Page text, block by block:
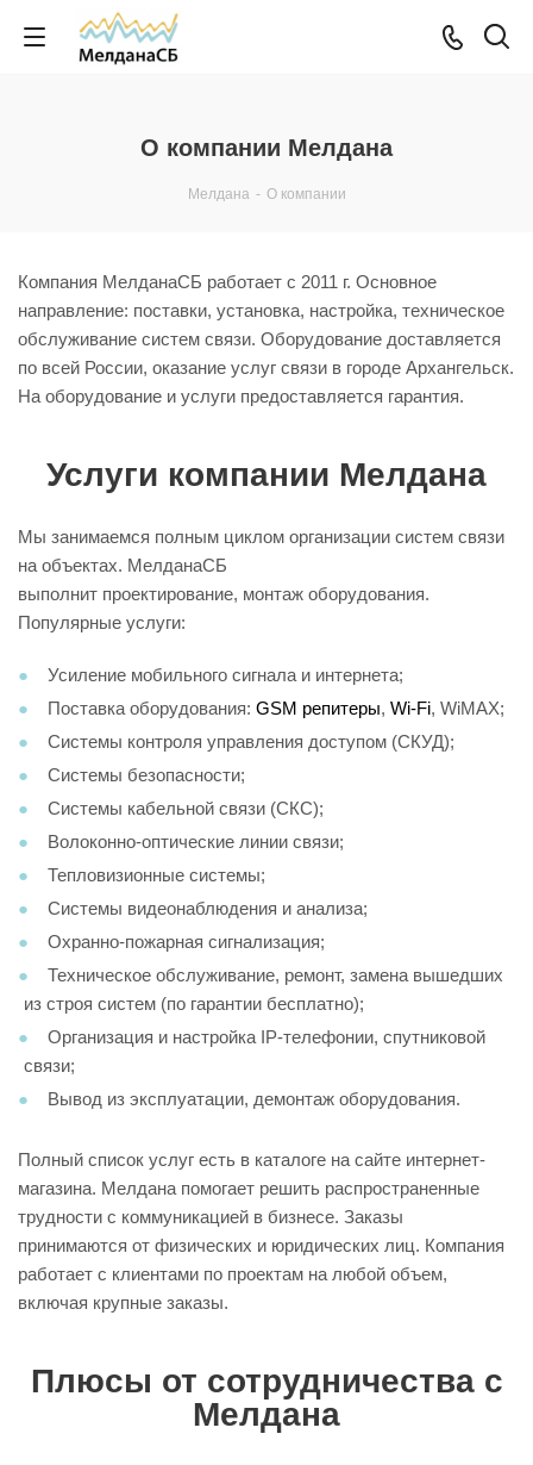
О компании Мелдана
Мелдана - О компании
Компания МелданаСБ работает с 2011 г. Основное
направление: поставки, установка, настройка, техническое
обслуживание систем связи. Оборудование доставляется
по всей России, оказание услуг связи в городе Архангельск.
На оборудование и услуги предоставляется гарантия.
Услуги компании Мелдана
Мы занимаемся полным циклом организации систем связи
на объектах. МелданаСБ
выполнит проектирование, монтаж оборудования.
Популярные услуги:
Усиление мобильного сигнала и интернета;
Поставка оборудования: GSM репитеры, Wi-Fi, WiMAX;
Системы контроля управления доступом (СКУД);
Системы безопасности;
Системы кабельной связи (СКС);
Волоконно-оптические линии связи;
Тепловизионные системы;
Системы видеонаблюдения и анализа;
Охранно-пожарная сигнализация;
Техническое обслуживание, ремонт, замена вышедших
из строя систем (по гарантии бесплатно);
Организация и настройка IP-телефонии, спутниковой
связи;
Вывод из эксплуатации, демонтаж оборудования.
Полный список услуг есть в каталоге на сайте интернет-
магазина. Мелдана помогает решить распространенные
трудности с коммуникацией в бизнесе. Заказы
принимаются от физических и юридических лиц. Компания
работает с клиентами по проектам на любой объем,
включая крупные заказы.
Плюсы от сотрудничества с
Мелдана